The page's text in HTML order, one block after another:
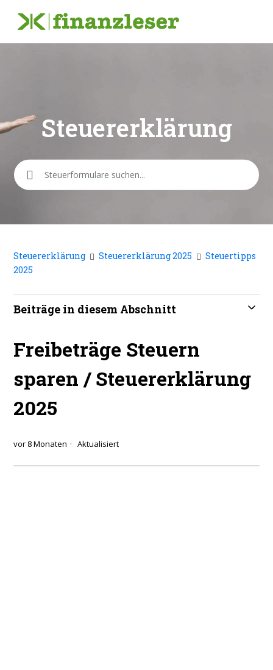
Steuererklärung
Suche
Steuererklärung Steuererklärung 2025
Steuertipps
2025
Beiträge in diesem Abschnitt
Freibeträge Steuern
sparen / Steuererklärung
2025
vor 8 Monaten Aktualisiert